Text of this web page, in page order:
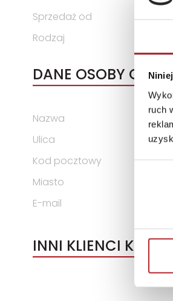
ruch
Sprzedaż od
2018-
Rodzaj
DANE OSOBY
Nazwa
Ulica
ul.
Kod pocztowy
80-
Miasto
E-mail
INNI KLIENCI